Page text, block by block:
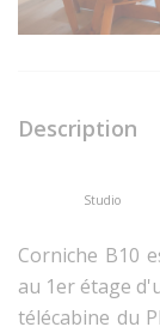
Description
Studio
Corniche B10
au 1er étage
télécabine du